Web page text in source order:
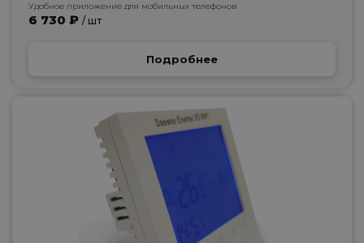
Удобное приложение для мобильных телефонов
6 730 ₽ / шт
Подробнее